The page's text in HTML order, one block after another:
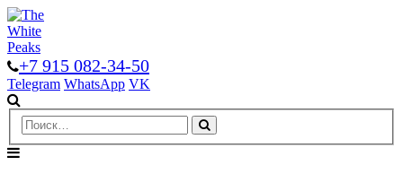
+7 915 082-34-50
Telegram WhatsApp VK